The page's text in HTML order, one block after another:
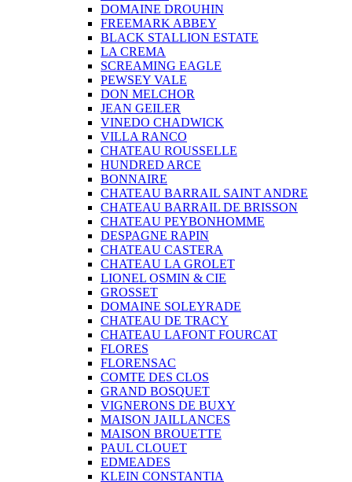
DOMAINE DROUHIN
FREEMARK ABBEY
BLACK STALLION ESTATE
LA CREMA
SCREAMING EAGLE
PEWSEY VALE
DON MELCHOR
JEAN GEILER
VINEDO CHADWICK
VILLA RANCO
CHATEAU ROUSSELLE
HUNDRED ARCE
BONNAIRE
CHATEAU BARRAIL SAINT ANDRE
CHATEAU BARRAIL DE BRISSON
CHATEAU PEYBONHOMME
DESPAGNE RAPIN
CHATEAU CASTERA
CHATEAU LA GROLET
LIONEL OSMIN & CIE
GROSSET
DOMAINE SOLEYRADE
CHATEAU DE TRACY
CHATEAU LAFONT FOURCAT
FLORES
FLORENSAC
COMTE DES CLOS
GRAND BOSQUET
VIGNERONS DE BUXY
MAISON JAILLANCES
MAISON BROUETTE
PAUL CLOUET
EDMEADES
KLEIN CONSTANTIA